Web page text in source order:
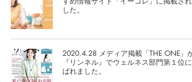
した。
2020.4.28 メディア掲載「THE ONE」が
『リンネル』でウェルネス部門第１位に
ばれました。